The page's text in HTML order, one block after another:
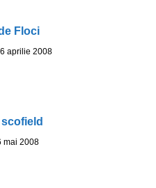
Floci
aprilie 2008
mai 2008